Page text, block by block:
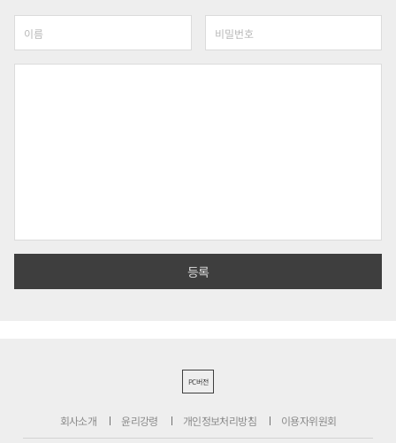
PC버전
회사소개 윤리강령 개인정보처리방침 이용자위원회